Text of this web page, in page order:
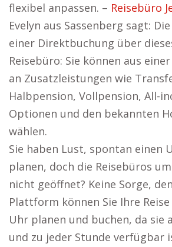
flexibel anpassen. – Reisebüro
Evelyn aus Sassenberg sagt:
einer Direktbuchung über
Reisebüro: Sie können aus
an Zusatzleistungen wie
Halbpension, Vollpension, All-
Optionen und den bekannten
wählen.
Sie haben Lust, spontan einen
planen, doch die Reisebüros
nicht geöffnet? Keine Sorge,
Plattform können Sie Ihre
Uhr planen und buchen, da sie
und zu jeder Stunde verfügbar